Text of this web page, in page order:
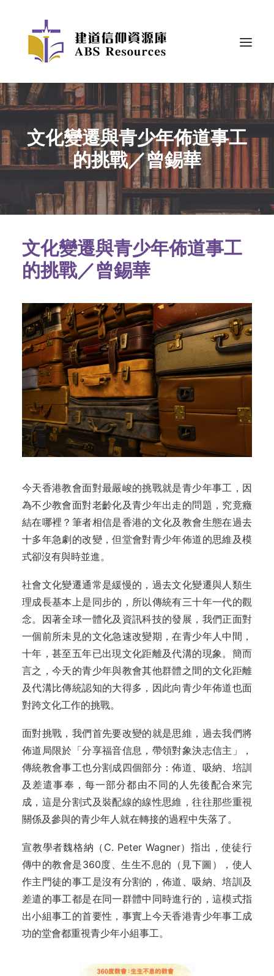
文化變遷與青少年佈道事工
的挑戰／曾錫華
文化變遷與青少年佈道事工
的挑戰／曾錫華
今天香港教會面對最嚴峻的挑戰就是青少年事工，因
為不少教會面對老齡化及青少年出走的問題，究竟癥
結在哪裡？筆者相信是香港的文化及教會生態在過去
十多年急劇的改變，但堂會對青少年佈道的思維及模
式卻沒有與時並進。
社會文化變遷通常是緩慢的，過去文化變遷與人類生
理成長基本上是同步的，所以傳統有三十年一代的觀
念。因著全球一體化及資訊科技的發展，我們正面對
一個前所未見的文化急速改變期，在青少年人中間，
十年，甚至五年已出現文化距離及代溝的現象。簡而
言之，今天的青少年與教會其他群體之間的文化距離
及代溝比傳統認知的大得多，因此向青少年佈道也面
對跨文化工作的挑戰。
面對挑戰，我們首先要改變的就是思維，過去我們將
佈道局限於「分享福音信息，帶領對象決志信主」，
傳統教會事工也分割成四個部分：佈道、吸納、培訓
及差遣事奉，每一部分都由不同的人先後配合來完
成，這是分割式及裝配線的線性思維，往往那些重視
關係及參與的青少年人就在轉接的過程中失落了。
宣教學者魏格納（C. Peter Wagner）指出，使徒行
傳中的教會是360度、生生不息的（見下圖），使人
作主門徒的事工是沒有分割的，佈道、吸納、培訓及
差遣的事工都是在同一群體中同時進行的，這模式指
出小組事工的首要性，事實上今天香港青少年事工成
功的堂會都重視青少年小組事工。